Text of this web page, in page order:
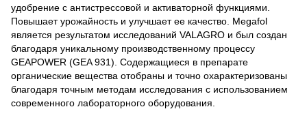
удобрение с антистрессовой и активаторной функциями.
Повышает урожайность и улучшает ее качество. Megafol
является результатом исследований VALAGRO и был создан
благодаря уникальному производственному процессу
GEAPOWER (GEA 931). Содержащиеся в препарате
органические вещества отобраны и точно охарактеризованы
благодаря точным методам исследования с использованием
современного лабораторного оборудования.